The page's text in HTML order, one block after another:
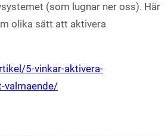
(som lugnar ner oss). Här
olika sätt att aktivera
5-vinkar-aktivera-
valmaende/